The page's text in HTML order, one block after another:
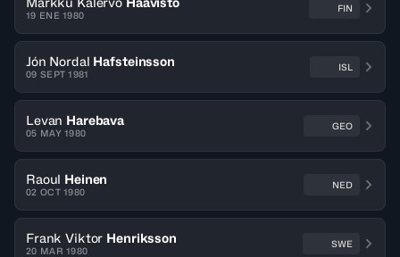
19 ENE 1980
FIN
Jón Nordal Hafsteinsson
09 SEPT 1981
ISL
Levan Harebava
05 MAY 1980
GEO
Raoul Heinen
02 OCT 1980
NED
Frank Viktor Henriksson
20 MAR 1980
SWE